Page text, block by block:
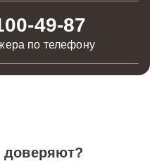
49-87
по телефону